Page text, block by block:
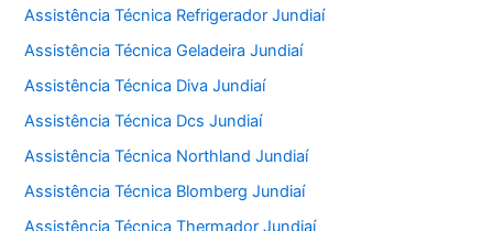
Assistência Técnica Refrigerador Jundiaí
Assistência Técnica Geladeira Jundiaí
Assistência Técnica Diva Jundiaí
Assistência Técnica Dcs Jundiaí
Assistência Técnica Northland Jundiaí
Assistência Técnica Blomberg Jundiaí
Assistência Técnica Thermador Jundiaí